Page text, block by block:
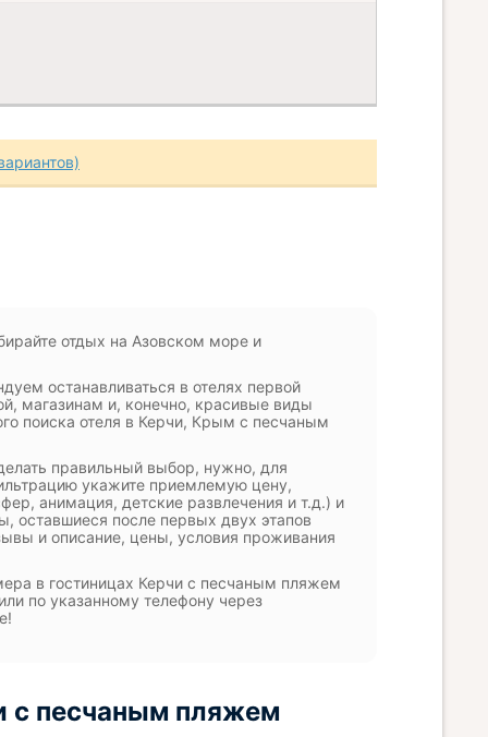
отдых на Азовском море и
останавливаться в отелях первой
магазинам и, конечно, красивые виды
поиска отеля в Керчи, Крым с песчаным
правильный выбор, нужно, для
укажите приемлемую цену,
анимация, детские развлечения и т.д.) и
оставшиеся после первых двух этапов
и описание, цены, условия проживания
в гостиницах Керчи с песчаным пляжем
по указанному телефону через
с песчаным пляжем